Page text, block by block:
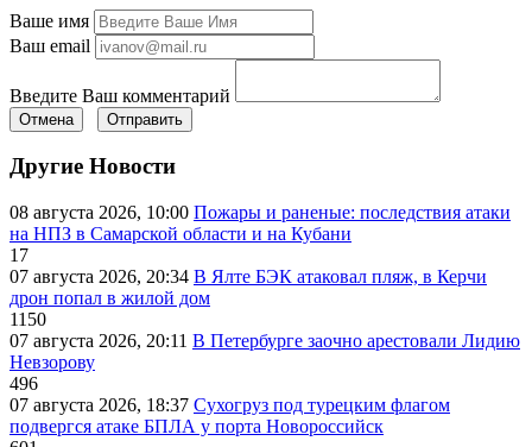
Ваше имя
Ваш email
Введите Ваш комментарий
Отмена Отправить
Другие Новости
08 августа 2026, 10:00 Пожары и раненые: последствия атаки
на НПЗ в Самарской области и на Кубани
17
07 августа 2026, 20:34 В Ялте БЭК атаковал пляж, в Керчи
дрон попал в жилой дом
1150
07 августа 2026, 20:11 В Петербурге заочно арестовали Лидию
Невзорову
496
07 августа 2026, 18:37 Сухогруз под турецким флагом
подвергся атаке БПЛА у порта Новороссийск